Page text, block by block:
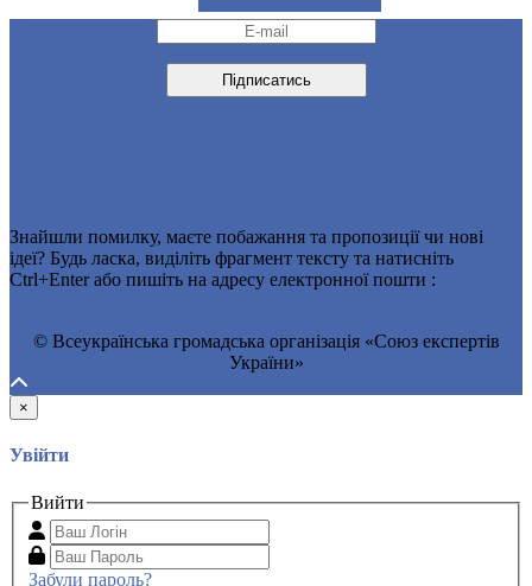
Знайшли помилку, маєте побажання та пропозиції чи нові
ідеї? Будь ласка, виділіть фрагмент тексту та натисніть
Ctrl+Enter або пишіть на адресу електронної пошти :
© Всеукраїнська громадська організація «Союз експертів
України»
×
Увійти
Вийти
Забули пароль?